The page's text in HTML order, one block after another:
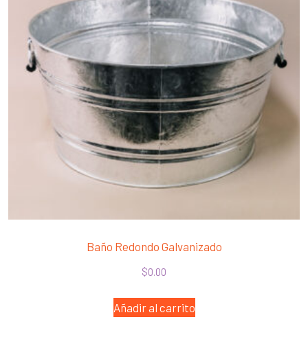
Baño Redondo Galvanizado
$0.00
Añadir al carrito